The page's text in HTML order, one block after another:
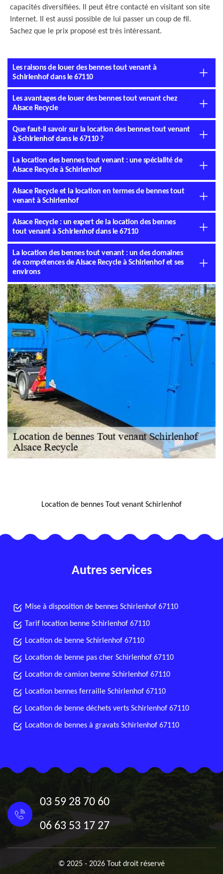
capacités diversifiées. Il peut être contacté en visitant son site
Internet. Il est aussi possible de lui passer un coup de fil.
Sachez que le prix proposé est très intéressant.
Les raisons de louer des bennes tout venant à
Schirlenhof dans le 67110
Les avantages de louer des bennes tout venant chez
Alsace Recycle
Que faut-il savoir sur la location des bennes tout venant
à Schirlenhof dans le 67110 ?
La location des bennes tout venant : une spécialité de
Alsace Recycle à Schirlenhof
Alsace Recycle et la location en termes de bennes tout
venant à Schirlenhof
Alsace Recycle : un expert de la location des bennes
tout venant à Schirlenhof dans le 67110
La location des bennes tout venant : un des domaines
de compétences de Alsace Recycle à Schirlenhof et ses
environs
Location de bennes Tout venant Schirlenhof
Autres services
Mise à disposition de bennes Schirlenhof 67110
Tarif location benne Schirlenhof 67110
Location de benne Schirlenhof 67110
Location de benne pas cher Schirlenhof 67110
Location de camion benne Schirlenhof 67110
Location bennes ferraille Schirlenhof 67110
Location de benne déchets verts Schirlenhof 67110
Location de bennes à gravats Schirlenhof 67110
03 59 28 70 60
06 63 53 17 27
© 2025 - 2026 Tout droit réservé